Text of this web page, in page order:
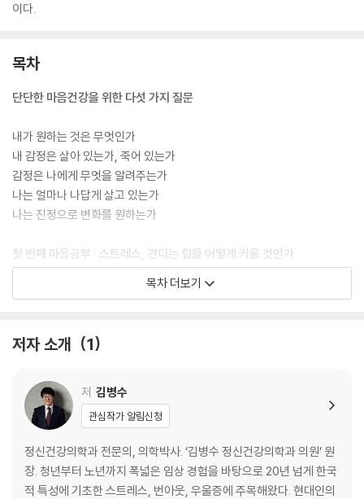
이다.
목차
단단한 마음건강을 위한 다섯 가지 질문
내가 원하는 것은 무엇인가
내 감정은 살아 있는가, 죽어 있는가
감정은 나에게 무엇을 알려주는가
나는 얼마나 나답게 살고 있는가
나는 진정으로 변화를 원하는가
첫 번째 마음공부 : 스트레스, 견디는 힘을 어떻게 키울 것인가
불안증의 원인, 재앙화 사고방식
직장 내 정치 싸움 대처법
감정노동에 지친 당신에게
‘귀찮아’의 숨은 의미
결정 장애인가, 결정 피로인가
스트레스성 폭식주의보
걱정과 새로운 관계 맺기
다중 인격의 멘탈은 건강하다
목차 더보기
저자 소개 1
저 김병수
관심작가 알림신청
정신건강의학과 전문의, 의학박사. ‘김병수 정신건강의학과 의원’ 원
장. 청년부터 노년까지 폭넓은 임상 경험을 바탕으로 20년 넘게 한국
적 특성에 기초한 스트레스, 번아웃, 우울증에 주목해왔다. 현대인의